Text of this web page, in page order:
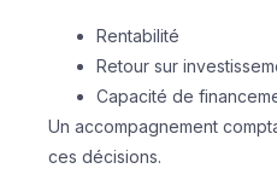
Rentabilité
Retour sur
Capacité de
Un accompagnement
ces décisions.